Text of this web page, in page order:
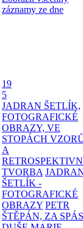
záznamy ze dne
19
5
JADRAN ŠETLÍK,
FOTOGRAFICKÉ
OBRAZY, VE
STOPÁCH
A
TVORBA
ŠETLÍK -
FOTOGRAFICKÉ
OBRAZY PETR
ŠTĚPÁN, ZA